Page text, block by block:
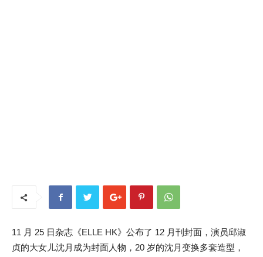
11 月 25 日杂志《ELLE HK》公布了 12 月刊封面，演员邱淑
贞的大女儿沈月成为封面人物，20 岁的沈月变换多套造型，